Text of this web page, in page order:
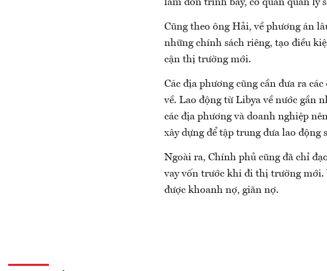
làm đơn trình bày, cơ quan quản lý
Cũng theo ông Hải, về phương án
những chính sách riêng, tạo điều
cận thị trường mới.
Các địa phương cũng cần đưa ra
về. Lao động từ Libya về nước gần
các địa phương và doanh nghiệp
xây dựng để tập trung đưa lao
Ngoài ra, Chính phủ cũng đã chỉ
vay vốn trước khi đi thị trường mới.
được khoanh nợ, giãn nợ.